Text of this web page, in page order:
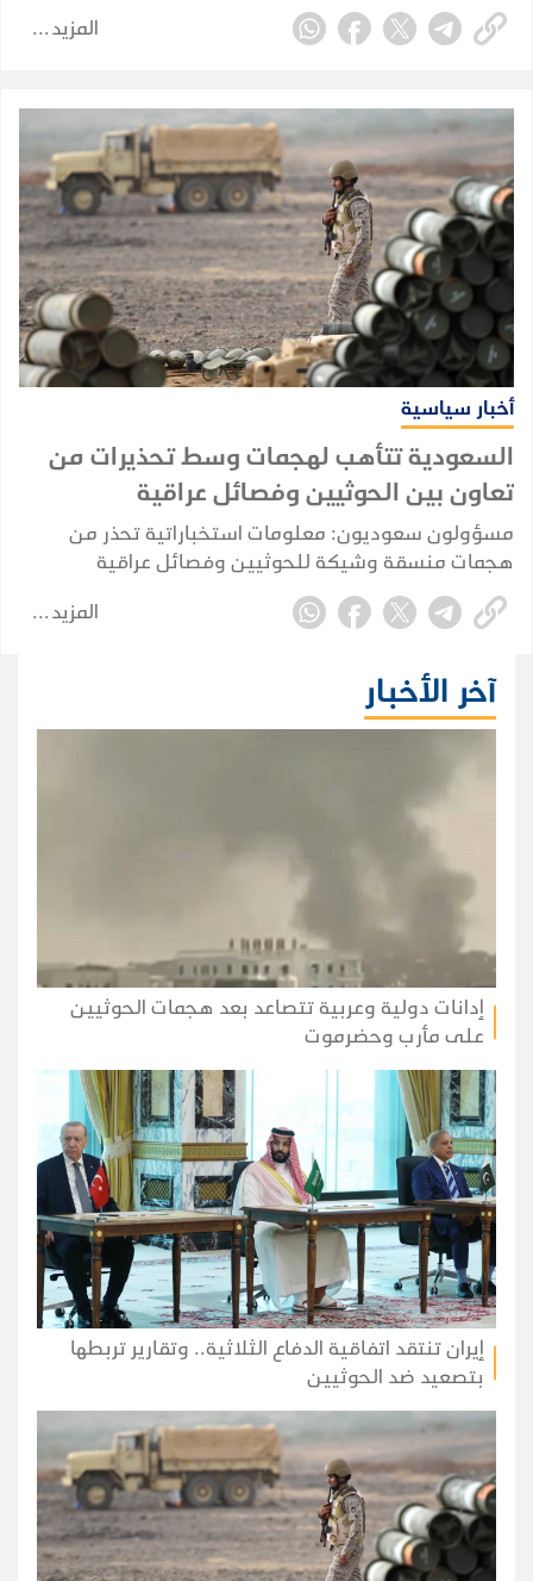
المزيد
أخبار سياسية
السعودية تتأهب لهجمات وسط تحذيرات من
تعاون بين الحوثيين وفصائل عراقية
مسؤولون سعوديون: معلومات استخباراتية تحذر من
هجمات منسقة وشيكة للحوثيين وفصائل عراقية
تستهدف منشآت مدنية واقتصادية في المملكة.
المزيد
آخر الأخبار
إدانات دولية وعربية تتصاعد بعد هجمات الحوثيين
على مأرب وحضرموت
إيران تنتقد اتفاقية الدفاع الثلاثية.. وتقارير تربطها
بتصعيد ضد الحوثيين